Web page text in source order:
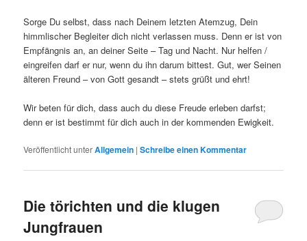
Sorge Du selbst, dass nach Deinem letzten Atemzug, Dein
himmlischer Begleiter dich nicht verlassen muss. Denn er ist von
Empfängnis an, an deiner Seite – Tag und Nacht. Nur helfen /
eingreifen darf er nur, wenn du ihn darum bittest. Gut, wer Seinen
älteren Freund – von Gott gesandt – stets grüßt und ehrt!
Wir beten für dich, dass auch du diese Freude erleben darfst;
denn er ist bestimmt für dich auch in der kommenden Ewigkeit.
Veröffentlicht unterAllgemein |Schreibe einen Kommentar
Die törichten und die klugen
Jungfrauen